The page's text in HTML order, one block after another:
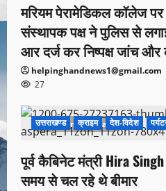
मरियम पेरामेडिकल कॉलेज
संस्थापक पक्ष ने पुलिस से
आर दर्ज कर निष्पक्ष जांच और
helpinghandnews1@gmail.com
27
1 minute read
उत्तराखण्ड क्राइम देश-विदेश
पूर्व कैबिनेट मंत्री Hira
समय से चल रहे थे बीमार